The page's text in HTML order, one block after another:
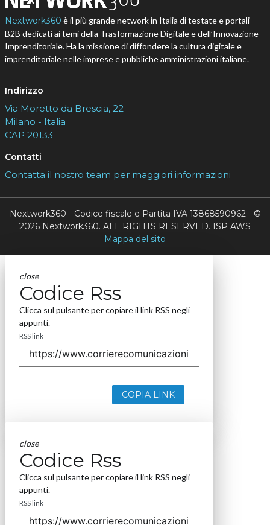
Nextwork360 è il più grande network in Italia di testate e portali
B2B dedicati ai temi della Trasformazione Digitale e dell’Innovazione
Imprenditoriale. Ha la missione di diffondere la cultura digitale e
imprenditoriale nelle imprese e pubbliche amministrazioni italiane.
Indirizzo
Via Moretto da Brescia, 22
Milano - Italia
CAP 20133
Contatti
Contatta il nostro team per maggiori informazioni
Nextwork360 - Codice fiscale e Partita IVA 13868590962 - ©
2026 Nextwork360. ALL RIGHTS RESERVED. ISP AWS
Mappa del sito
close
Codice Rss
Clicca sul pulsante per copiare il link RSS negli
appunti.
RSS link
COPIA LINK
close
Codice Rss
Clicca sul pulsante per copiare il link RSS negli
appunti.
RSS link